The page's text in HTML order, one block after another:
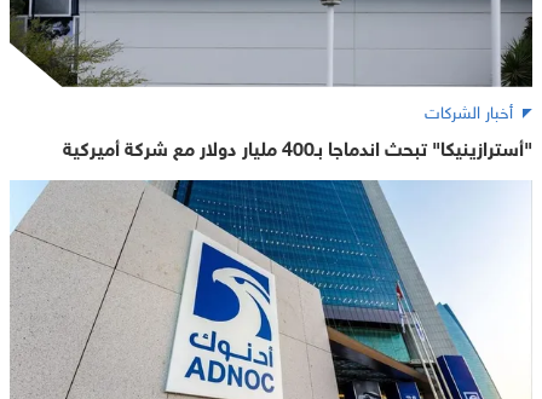
أخبار الشركات
"أسترازينيكا" تبحث اندماجا بـ400 مليار دولار مع شركة أميركية